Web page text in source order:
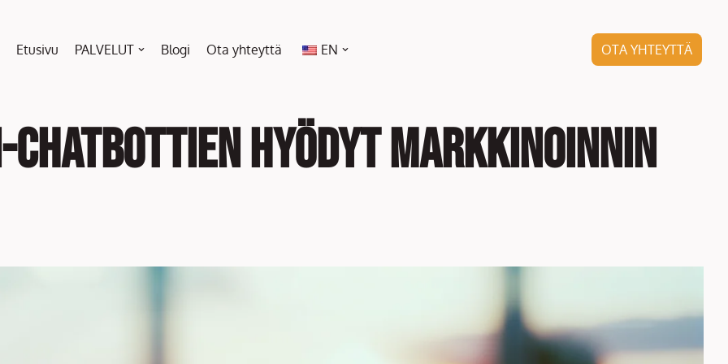
Etusivu PALVELUT Blogi Ota yhteyttä EN OTA YHTEYTTÄ
chatbottien hyödyt markkinoinnin